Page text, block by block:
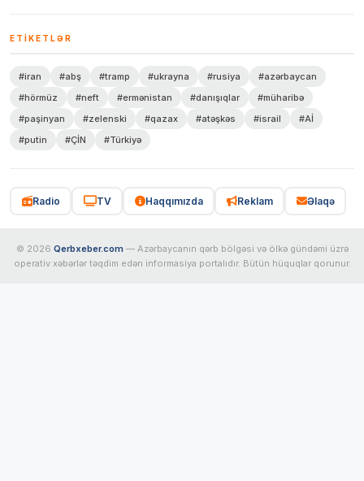
ETIKETLƏR
#iran #abş #tramp #ukrayna #rusiya
#azərbaycan
#hörmüz
#neft #ermənistan #danışıqlar
#müharibə
#paşinyan
#zelenski #qazax #atəşkəs #israil
#Aİ
#putin
#ÇİN #Türkiyə
Radio TV Haqqımızda Reklam Əlaqə
© 2026 Qerbxeber.com — Azərbaycanın qərb bölgəsi və ölkə gündəmi üzrə
operativ xəbərlər təqdim edən informasiya portalıdır. Bütün hüquqlar qorunur.